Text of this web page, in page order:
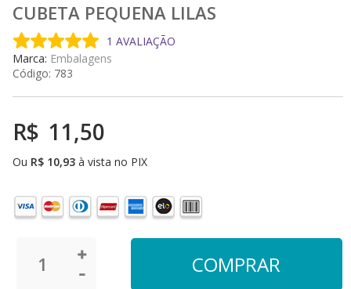
CUBETA PEQUENA LILAS
1 AVALIAÇÃO
Marca: Embalagens
Código: 783
R$ 11,50
Ou R$ 10,93 à vista no PIX